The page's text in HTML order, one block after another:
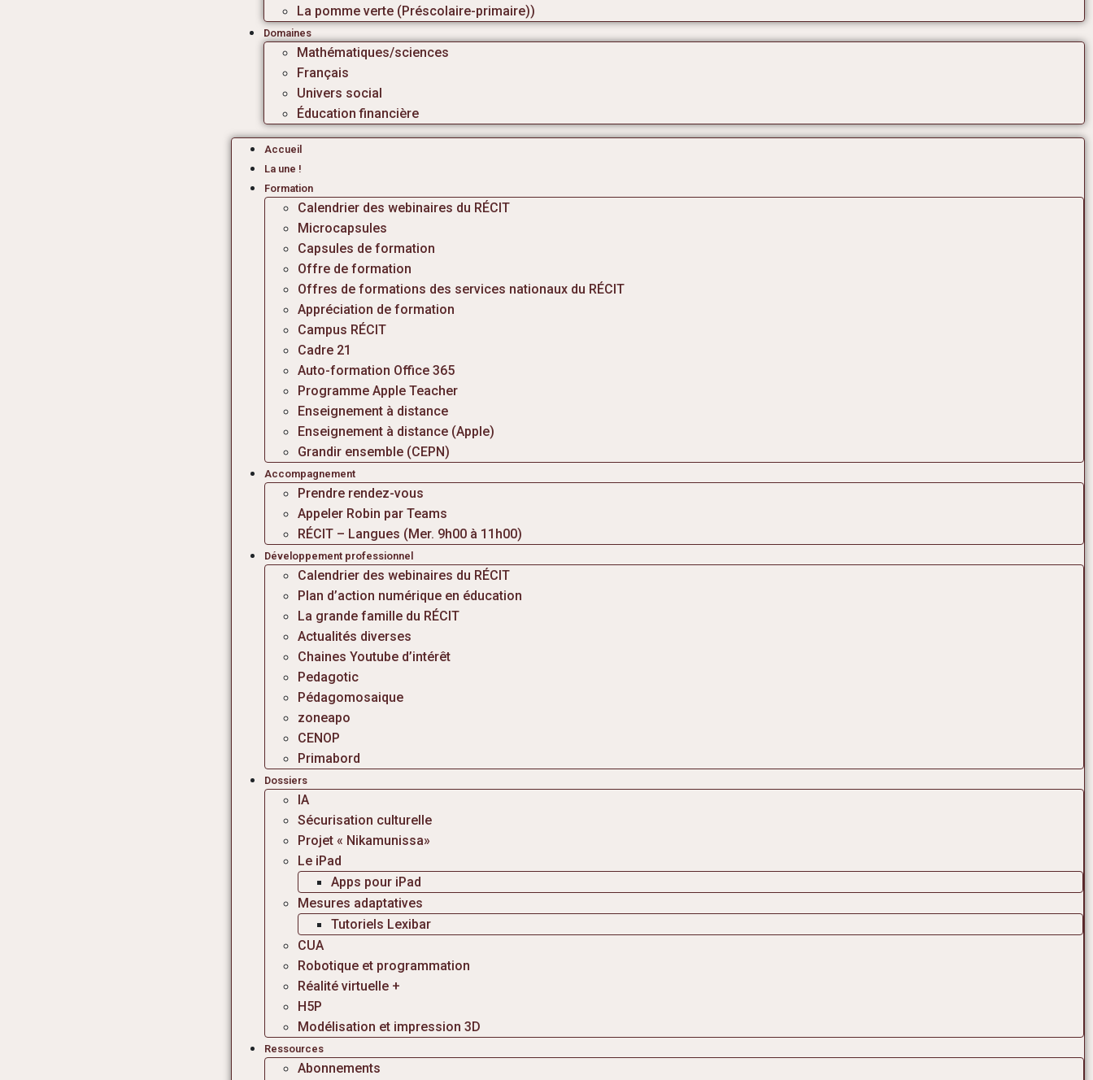
La pomme verte (Préscolaire-primaire))
Domaines
Mathématiques/sciences
Français
Univers social
Éducation financière
Accueil
La une !
Formation
Calendrier des webinaires du RÉCIT
Microcapsules
Capsules de formation
Offre de formation
Offres de formations des services nationaux du RÉCIT
Appréciation de formation
Campus RÉCIT
Cadre 21
Auto-formation Office 365
Programme Apple Teacher
Enseignement à distance
Enseignement à distance (Apple)
Grandir ensemble (CEPN)
Accompagnement
Prendre rendez-vous
Appeler Robin par Teams
RÉCIT – Langues (Mer. 9h00 à 11h00)
Développement professionnel
Calendrier des webinaires du RÉCIT
Plan d’action numérique en éducation
La grande famille du RÉCIT
Actualités diverses
Chaines Youtube d’intérêt
Pedagotic
Pédagomosaique
zoneapo
CENOP
Primabord
Dossiers
IA
Sécurisation culturelle
Projet « Nikamunissa»
Le iPad
Apps pour iPad
Mesures adaptatives
Tutoriels Lexibar
CUA
Robotique et programmation
Réalité virtuelle +
H5P
Modélisation et impression 3D
Ressources
Abonnements